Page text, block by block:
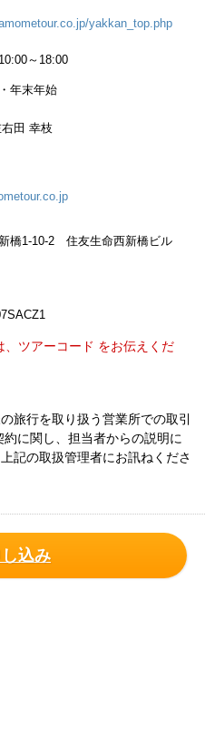
yakkan_top.php
～18:00
年末年始
田 幸枝
橋1-10-2 住友生命西新橋ビル
ツアーコード をお伝えくだ
旅行を取り扱う営業所での取引
に関し、担当者からの説明に
記の取扱管理者にお訊ねくださ
込み